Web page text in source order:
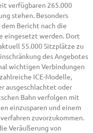
verfügbaren 265.000
stehen. Besonders
Bericht nach die
eingesetzt werden. Dort
55.000 Sitzplätze zu
des Angebotes
wichtigen Verbindungen
ICE-Modelle,
ausgeschlachtet oder
Bahn verfolgen mit
einzusparen und einem
zuvorzukommen.
Veräußerung von